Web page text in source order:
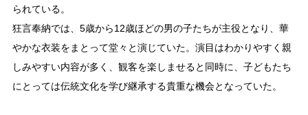
られている。
狂言奉納では、5歳から12歳ほどの男の子たちが主役となり、華
やかな衣装をまとって堂々と演じていた。演目はわかりやすく親
しみやすい内容が多く、観客を楽しませると同時に、子どもたち
にとっては伝統文化を学び継承する貴重な機会となっていた。